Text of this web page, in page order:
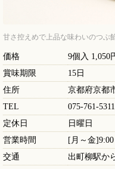
甘さ控えめで上品な味わいのつ
価格
9個入 1,050
賞味期限
15日
住所
京都府京都
TEL
075-761-5311
定休日
日曜日
営業時間
[月～金
交通
出町柳駅か